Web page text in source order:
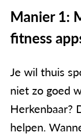
Manier 1:
fitness
Je wil thuis
niet zo goed
Herkenbaar?
helpen.